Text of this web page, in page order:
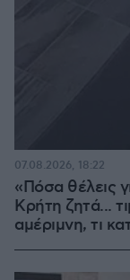
«Πόσα θέλεις
Κρήτη ζητά...
αμέριμνη, τι
07.08.2026, 18:22